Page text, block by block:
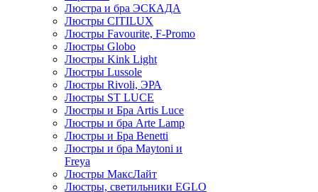
Люстра и бра ЭСКАДА
Люстры CITILUX
Люстры Favourite, F-Promo
Люстры Globo
Люстры Kink Light
Люстры Lussole
Люстры Rivoli, ЭРА
Люстры ST LUCE
Люстры и Бра Artis Luce
Люстры и бра Arte Lamp
Люстры и Бра Benetti
Люстры и бра Maytoni и
Freya
Люстры МаксЛайт
Люстры, светильники EGLO